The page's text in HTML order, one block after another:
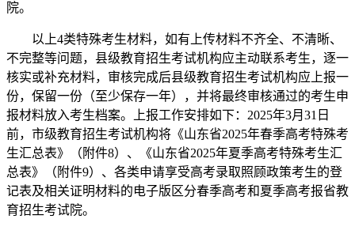
院。
以上4类特殊考生材料，如有上传材料不齐全、不清晰、
不完整等问题，县级教育招生考试机构应主动联系考生，逐一
核实或补充材料，审核完成后县级教育招生考试机构应上报一
份，保留一份（至少保存一年），并将最终审核通过的考生申
报材料放入考生档案。上报工作安排如下：2025年3月31日
前，市级教育招生考试机构将《山东省2025年春季高考特殊考
生汇总表》（附件8）、《山东省2025年夏季高考特殊考生汇
总表》（附件9）、各类申请享受高考录取照顾政策考生的登
记表及相关证明材料的电子版区分春季高考和夏季高考报省教
育招生考试院。